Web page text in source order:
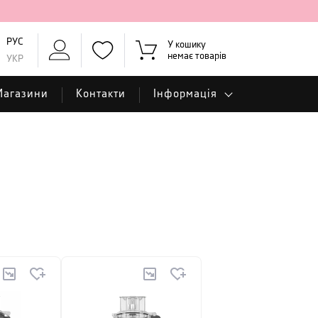
РУС
УКР
У кошику
немає товарів
Контакти Інформація